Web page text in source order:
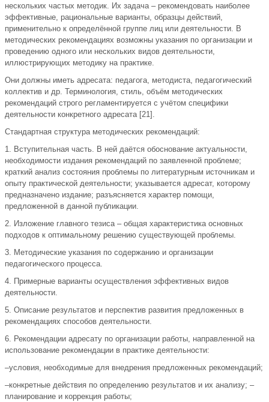
нескольких частых методик. Их задача – рекомендовать наиболее
эффективные, рациональные варианты, образцы действий,
применительно к определённой группе лиц или деятельности. В
методических рекомендациях возможны указания по организации и
проведению одного или нескольких видов деятельности,
иллюстрирующих методику на практике.
Они должны иметь адресата: педагога, методиста, педагогический
коллектив и др. Терминология, стиль, объём методических
рекомендаций строго регламентируется с учётом специфики
деятельности конкретного адресата [21].
Стандартная структура методических рекомендаций:
1. Вступительная часть. В ней даётся обоснование актуальности,
необходимости издания рекомендаций по заявленной проблеме;
краткий анализ состояния проблемы по литературным источникам и
опыту практической деятельности; указывается адресат, которому
предназначено издание; разъясняется характер помощи,
предложенной в данной публикации.
2. Изложение главного тезиса – общая характеристика основных
подходов к оптимальному решению существующей проблемы.
3. Методические указания по содержанию и организации
педагогического процесса.
4. Примерные варианты осуществления эффективных видов
деятельности.
5. Описание результатов и перспектив развития предложенных в
рекомендациях способов деятельности.
6. Рекомендации адресату по организации работы, направленной на
использование рекомендации в практике деятельности:
–условия, необходимые для внедрения предложенных рекомендаций;
–конкретные действия по определению результатов и их анализу; –
планирование и коррекция работы;